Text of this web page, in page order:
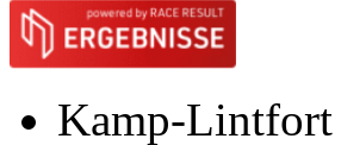
Kamp-Lintfort